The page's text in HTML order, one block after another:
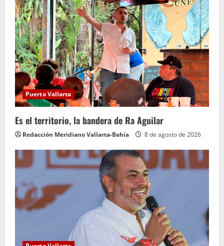
Puerto Vallarta
Es el territorio, la bandera de Ra Aguilar
Redacción Meridiano Vallarta-Bahía 8 de agosto de 2026